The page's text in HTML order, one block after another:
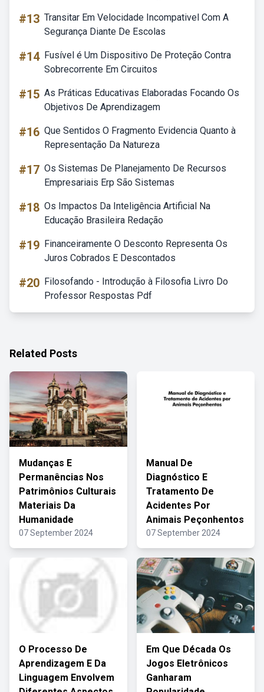
#13 Transitar Em Velocidade Incompativel Com A
Segurança Diante De Escolas
#14 Fusível é Um Dispositivo De Proteção Contra
Sobrecorrente Em Circuitos
#15 As Práticas Educativas Elaboradas Focando Os
Objetivos De Aprendizagem
#16 Que Sentidos O Fragmento Evidencia Quanto à
Representação Da Natureza
#17 Os Sistemas De Planejamento De Recursos
Empresariais Erp São Sistemas
#18 Os Impactos Da Inteligência Artificial Na
Educação Brasileira Redação
#19 Financeiramente O Desconto Representa Os
Juros Cobrados E Descontados
#20 Filosofando - Introdução à Filosofia Livro Do
Professor Respostas Pdf
Related Posts
Mudanças E
Permanências Nos
Patrimônios Culturais
Materiais Da
Humanidade
07 September 2024
Manual De
Diagnóstico E
Tratamento De
Acidentes Por
Animais Peçonhentos
07 September 2024
O Processo De
Aprendizagem E Da
Linguagem Envolvem
Em Que Década Os
Jogos Eletrônicos
Ganharam